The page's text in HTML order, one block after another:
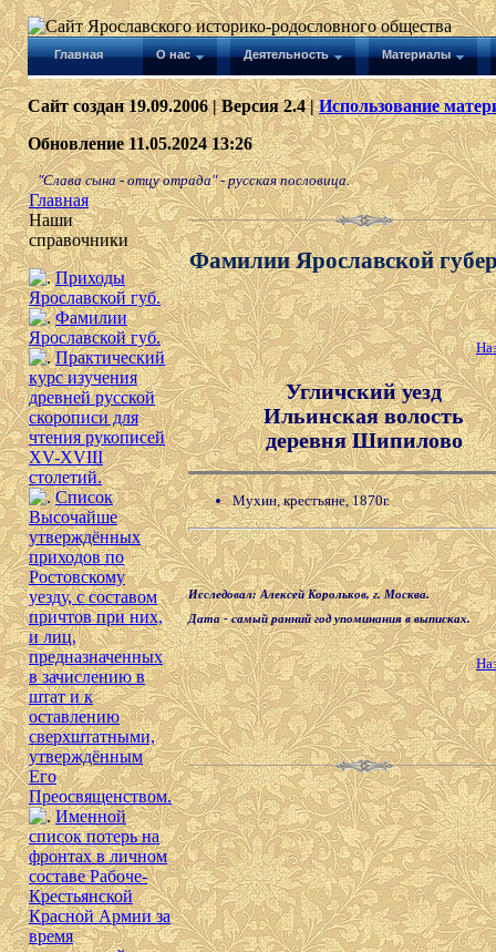
Главная О нас Деятельность Материалы
Сайт создан 19.09.2006 | Версия 2.4 |Использование
Обновление 11.05.2024 13:26
"Слава сына - отцу отрада" - русская пословица.
Главная
Наши
справочники
Приходы
Ярославской губ.
Фамилии
Ярославской губ.
Практический
курс изучения
древней русской
скорописи для
чтения рукописей
XV-XVIII
столетий.
Список
Высочайше
утверждённых
приходов по
Ростовскому
уезду, с составом
причтов при них,
и лиц,
предназначенных
в зачислению в
штат и к
оставлению
сверхштатными,
утверждённым
Его
Преосвященством.
Именной
список потерь на
фронтах в личном
составе Рабоче-
Крестьянской
Красной Армии за
время
Фамилии Ярославской
Угличский уезд
Ильинская волость
деревня Шипилово
Мухин, крестьяне, 1870г.
Исследовал: Алексей Корольков, г. Москва.
Дата - самый ранний год упоминания в выписках.